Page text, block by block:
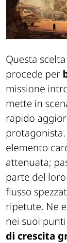
Questa
procede per
missione
mette in
rapido
protagonista.
elemento
attenuata;
parte del
flusso
ripetute. Ne
nei suoi
di crescita